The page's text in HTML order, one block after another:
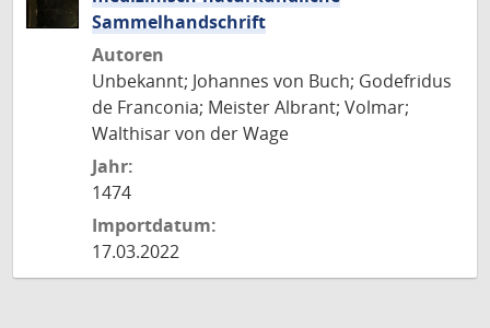
Sammelhandschrift
Autoren
Unbekannt; Johannes von Buch; Godefridus
de Franconia; Meister Albrant; Volmar;
Walthisar von der Wage
Jahr:
1474
Importdatum:
17.03.2022